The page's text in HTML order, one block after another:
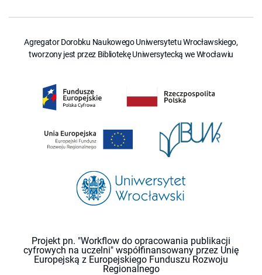
Agregator Dorobku Naukowego Uniwersytetu Wrocławskiego,
tworzony jest przez Bibliotekę Uniwersytecką we Wrocławiu
Projekt pn. "Workflow do opracowania publikacji
cyfrowych na uczelni" współfinansowany przez Unię
Europejską z Europejskiego Funduszu Rozwoju
Regionalnego